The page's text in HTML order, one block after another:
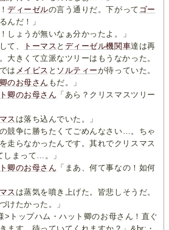
ディーゼルの言う通りだ。下がって ゴー
んだ！」
しょうが無いなぁ分かったよ。」
て、 トーマス と ディーゼル機関車達は再
大きくて立派なツリーはもうなかった。
では メイビス と ソルティーが待っていた。
のお母さん もだ。」
卿のお母さん 「あら？クリスマスツリー
ス は落ち込んでいた。」
の競争に勝ちたくてごめんなさい…。ちゃ
走らなかったんです。其れでクリスマス
しまって…。」
卿のお母さん 「まあ、何て事なの！如何
ス は蒸気を噴き上げた。皆悲しそうだ。
けたかった。」
>トップハム・ハット卿のお母さん！直ぐ
ます。待っていてくれますか？」&br;・